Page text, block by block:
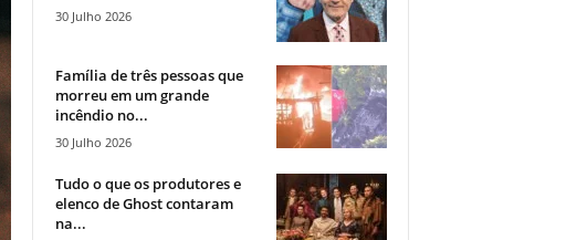
30 Julho 2026
Família de três pessoas que
morreu em um grande
incêndio no...
30 Julho 2026
Tudo o que os produtores e
elenco de Ghost contaram
na...